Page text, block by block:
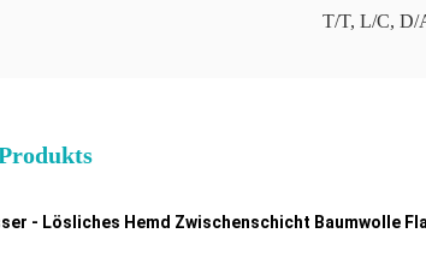
T/T, L/C, D/
- Lösliches Hemd Zwischenschicht Baumwolle